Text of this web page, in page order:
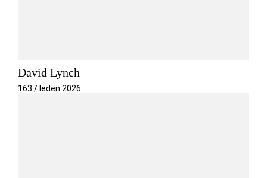
David Lynch
163 / leden 2026